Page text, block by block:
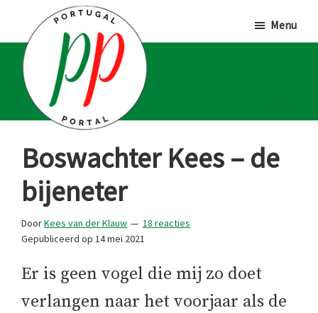
hoofd
inhoud
eerste
sidebar
voettekst
Portal
Portugalliefhebbers
en
fanaten
Menu
Boswachter Kees – de
bijeneter
DoorKees van der Klauw
18 reacties
Gepubliceerd op 14 mei 2021
Er is geen vogel die mij zo doet
verlangen naar het voorjaar als de